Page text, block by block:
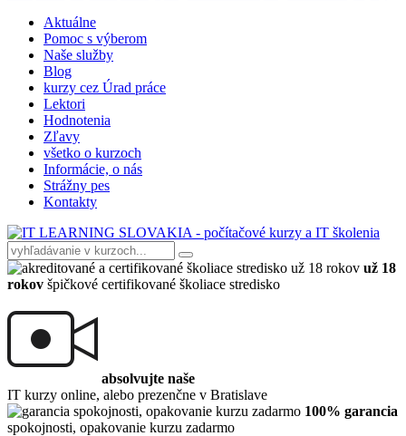
Aktuálne
Pomoc s výberom
Naše služby
Blog
kurzy cez Úrad práce
Lektori
Hodnotenia
Zľavy
všetko o kurzoch
Informácie, o nás
Strážny pes
Kontakty
už 18
rokov špičkové certifikované školiace stredisko
absolvujte naše
IT kurzy online, alebo prezenčne v Bratislave
100% garancia
spokojnosti, opakovanie kurzu zadarmo